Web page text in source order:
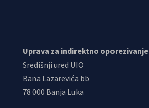
Uprava za indirektno oporezivanje
Središnji ured UIO
Bana Lazarevića bb
78 000 Banja Luka